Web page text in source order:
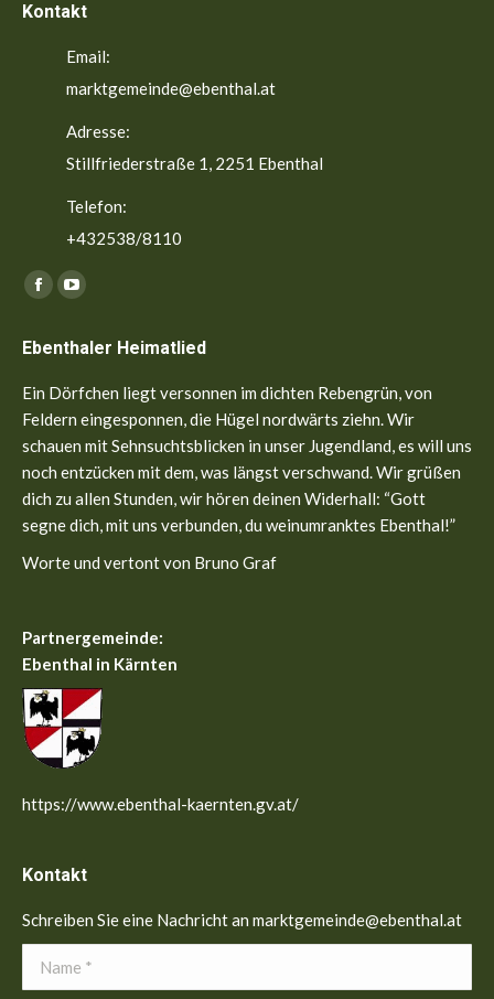
Kontakt
Email:
marktgemeinde@ebenthal.at
Adresse:
Stillfriederstraße 1, 2251 Ebenthal
Telefon:
+432538/8110
Finden Sie uns auf:
Facebook
opens
in
new
window
YouTube
opens
in
new
window
Ebenthaler Heimatlied
Ein Dörfchen liegt versonnen im dichten Rebengrün, von
Feldern eingesponnen, die Hügel nordwärts ziehn. Wir
schauen mit Sehnsuchtsblicken in unser Jugendland, es will uns
noch entzücken mit dem, was längst verschwand. Wir grüßen
dich zu allen Stunden, wir hören deinen Widerhall: “Gott
segne dich, mit uns verbunden, du weinumranktes Ebenthal!”
Worte und vertont von Bruno Graf
Partnergemeinde:
Ebenthal in Kärnten
https://www.ebenthal-kaernten.gv.at/
Kontakt
Schreiben Sie eine Nachricht an marktgemeinde@ebenthal.at
Name *